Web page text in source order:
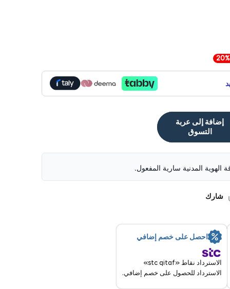
إضافة إلى عربة
التسوق
الهوية المدنية سارية المفعول.
شارك
احصل على خصم إضافي
الاسترداد نقاط «stc qitaf»
الاسترداد للحصول على خصم إضافي.